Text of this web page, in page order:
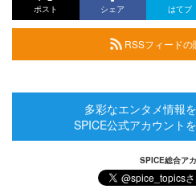
ポスト シェア はてブ
RSSフィードの
多彩なエンタメ情報
SPICE公式アカウント
SPICE総合ア